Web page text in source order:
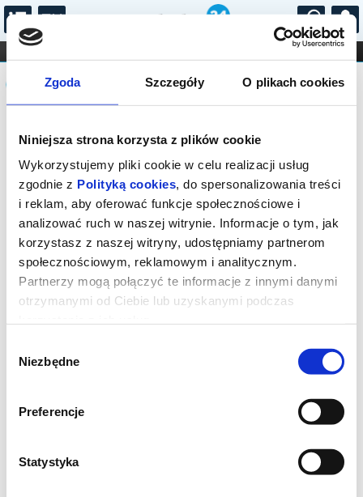
Zgoda Szczegóły O plikach cookies
Niniejsza strona korzysta z plików cookie
Wykorzystujemy pliki cookie w celu realizacji usług
zgodnie z Polityką cookies, do spersonalizowania treści
i reklam, aby oferować funkcje społecznościowe i
analizować ruch w naszej witrynie. Informacje o tym, jak
korzystasz z naszej witryny, udostępniamy partnerom
społecznościowym, reklamowym i analitycznym.
Partnerzy mogą połączyć te informacje z innymi danymi
otrzymanymi od Ciebie lub uzyskanymi podczas
zgody
Niezbędne
Preferencje
Statystyka
...
FILHARMONIA OPERA I BALET
STAND-UP
DLA DZIECI
Komunikat
Sprzedaż biletów on-line na wydarzenie
została zakończona.